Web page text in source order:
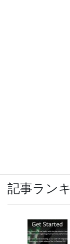
記事ラン